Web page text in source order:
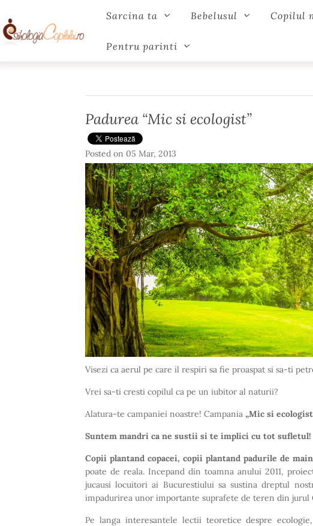
Sarcina ta Bebelusul Copilul
Pentru parinti
Padurea “Mic si ecologist”
Posted on 05 Mar, 2013
Visezi ca aerul pe care il respiri sa fie proaspat si sa-ti
Vrei sa-ti cresti copilul ca pe un iubitor al naturii?
Alatura-te campaniei noastre! Campania „Mic si
Suntem mandri ca ne sustii si te implici cu tot sufletul!
Copii plantand copacei, copii plantand padurile de
poate de reala. Incepand din toamna anului 2011,
jucausi locuitori ai Bucurestiului sa sustina dreptul
impadurirea unor importante suprafete de teren din jurul
Pe langa interesantele lectii teoretice despre